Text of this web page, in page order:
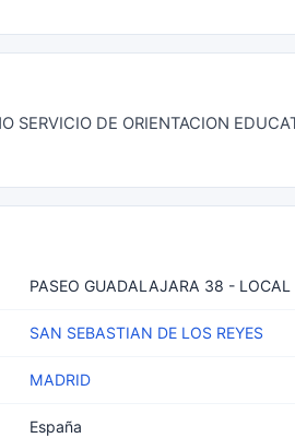
SERVICIO DE ORIENTACION
PASEO GUADALAJARA 38 - LOCAL
SAN SEBASTIAN DE LOS REYES
MADRID
España